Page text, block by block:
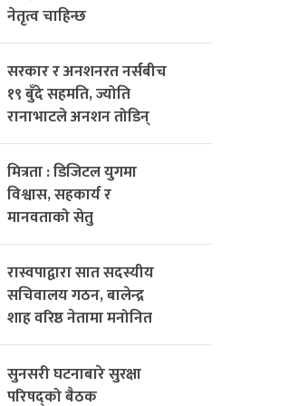
नेतृत्व चाहिन्छ
सरकार र अनशनरत नर्सबीच
१९ बुँदे सहमति, ज्योति
रानाभाटले अनशन तोडिन्
मित्रता : डिजिटल युगमा
विश्वास, सहकार्य र
मानवताको सेतु
रास्वपाद्वारा सात सदस्यीय
सचिवालय गठन, बालेन्द्र
शाह वरिष्ठ नेतामा मनोनित
सुनसरी घटनाबारे सुरक्षा
परिषद्को बैठक